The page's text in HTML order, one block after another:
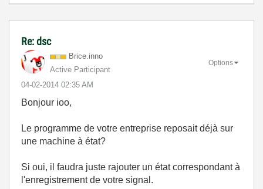
Re: dsc
Brice.inno
Active Participant
‎04-02-2014 02:35 AM
Options
Bonjour ioo,
Le programme de votre entreprise reposait déjà sur
une machine à état?
Si oui, il faudra juste rajouter un état correspondant à
l'enregistrement de votre signal.